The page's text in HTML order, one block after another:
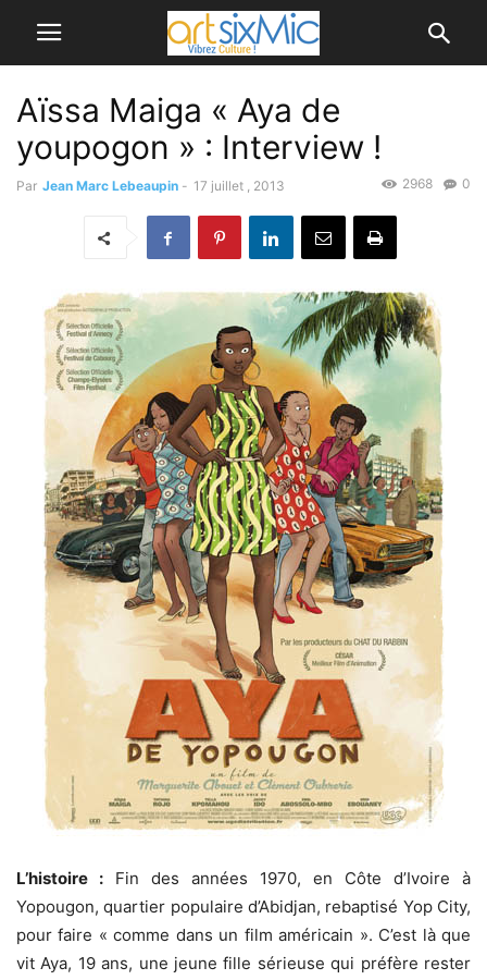
Aïssa Maiga « Aya de
youpogon » : Interview !
Par Jean Marc Lebeaupin - 17 juillet , 2013 0
2968
L’histoire : Fin des années 1970, en Côte d’Ivoire à
Yopougon, quartier populaire d’Abidjan, rebaptisé Yop City,
pour faire « comme dans un film américain ». C’est là que
vit Aya, 19 ans, une jeune fille sérieuse qui préfère rester